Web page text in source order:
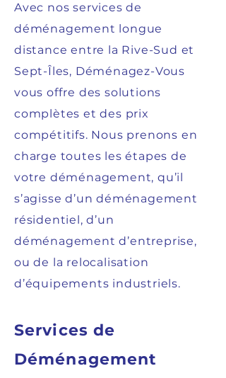
Avec nos services de
déménagement longue
distance entre la Rive-Sud et
Sept-Îles, Déménagez-Vous
vous offre des solutions
complètes et des prix
compétitifs. Nous prenons en
charge toutes les étapes de
votre déménagement, qu’il
s’agisse d’un déménagement
résidentiel, d’un
déménagement d’entreprise,
ou de la relocalisation
d’équipements industriels.
Services de
Déménagement